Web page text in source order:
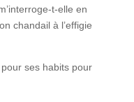
t-elle en
chandail à l’effigie
ses habits pour